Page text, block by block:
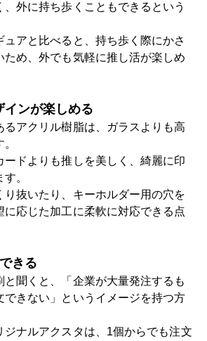
外に持ち歩くこともできるという
ュアと比べると、持ち歩く際にかさ
ため、外でも気軽に推し活が楽しめ
インが楽しめる
るアクリル樹脂は、ガラスよりも高
ードよりも推しを美しく、綺麗に印
。
り抜いたり、キーホルダー用の穴を
に応じた加工に柔軟に対応できる点
きる
と聞くと、「企業が大量発注するも
できない」というイメージを持つ方
ジナルアクスタは、1個からでも注文